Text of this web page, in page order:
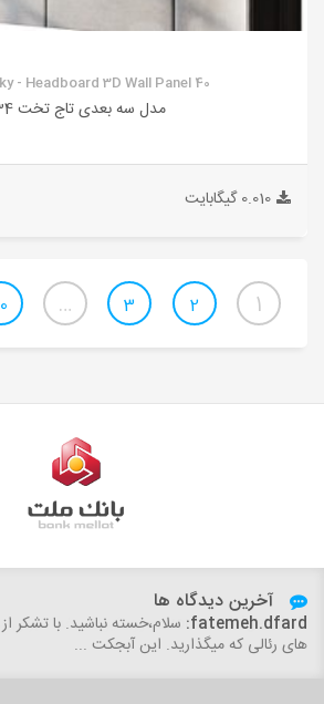
- Headboard 3D Wall Panel 40
مدل سه بعدی تاج تخت 134
0.010 گیگابایت
1
2
3
…
آخرین دیدگاه ها
fatemeh.dfard: سلام،خسته نباشید. با
های رئالی که میگذارید. این آبجکت ...